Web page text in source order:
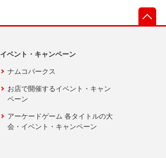
イベント・キャンペーン
ナムコパークス
お店で開催するイベント・キャン
ペーン
アーケードゲーム 各タイトルの大
会・イベント・キャンペーン